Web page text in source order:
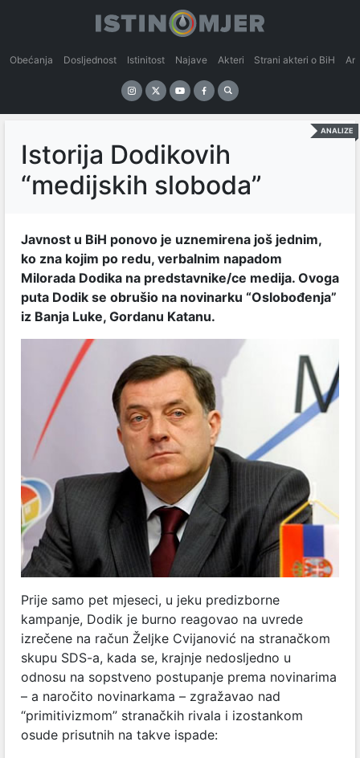
Obećanja Dosljednost Istinitost Najave Akteri Strani akteri o BiH
ANALIZE
Istorija Dodikovih
“medijskih sloboda”
Javnost u BiH ponovo je uznemirena još jednim,
ko zna kojim po redu, verbalnim napadom
Milorada Dodika na predstavnike/ce medija. Ovoga
puta Dodik se obrušio na novinarku “Oslobođenja”
iz Banja Luke, Gordanu Katanu.
Prije samo pet mjeseci, u jeku predizborne
kampanje, Dodik je burno reagovao na uvrede
izrečene na račun Željke Cvijanović na stranačkom
skupu SDS-a, kada se, krajnje nedosljedno u
odnosu na sopstveno postupanje prema novinarima
– a naročito novinarkama – zgražavao nad
“primitivizmom” stranačkih rivala i izostankom
osude prisutnih na takve ispade: